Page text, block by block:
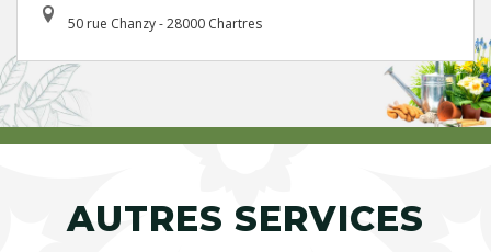
50 rue Chanzy - 28000 Chartres
AUTRES SERVICES